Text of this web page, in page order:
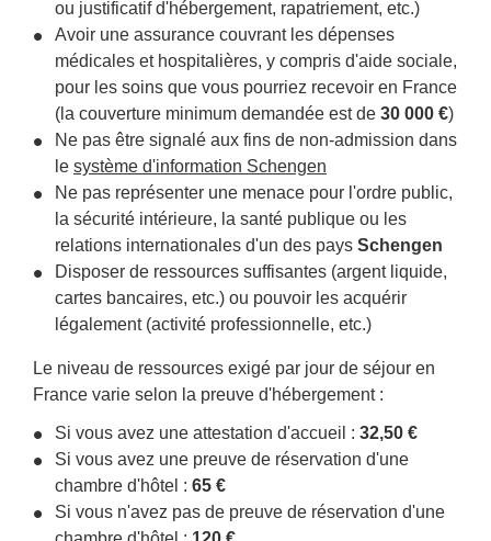
ou justificatif d'hébergement, rapatriement, etc.)
Avoir une assurance couvrant les dépenses
médicales et hospitalières, y compris d'aide sociale,
pour les soins que vous pourriez recevoir en France
(la couverture minimum demandée est de 30 000 €)
Ne pas être signalé aux fins de non-admission dans
le système d'information Schengen
Ne pas représenter une menace pour l'ordre public,
la sécurité intérieure, la santé publique ou les
relations internationales d'un des pays Schengen
Disposer de ressources suffisantes (argent liquide,
cartes bancaires, etc.) ou pouvoir les acquérir
légalement (activité professionnelle, etc.)
Le niveau de ressources exigé par jour de séjour en
France varie selon la preuve d'hébergement :
Si vous avez une attestation d'accueil : 32,50 €
Si vous avez une preuve de réservation d'une
chambre d'hôtel : 65 €
Si vous n'avez pas de preuve de réservation d'une